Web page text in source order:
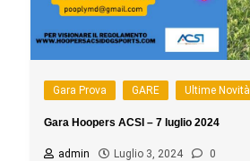
Gara Prova GARE Ultime Novità
Gara Hoopers ACSI – 7 luglio 2024
admin Luglio 3, 2024 0